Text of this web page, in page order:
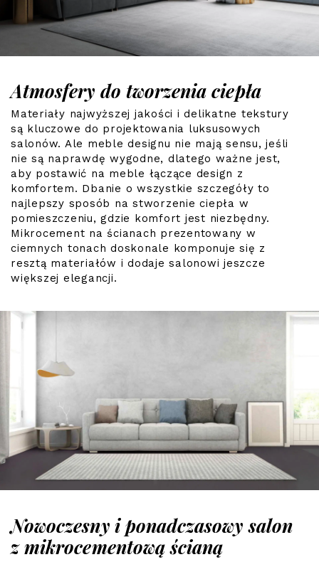
Atmosfery do tworzenia ciepła
Materiały najwyższej jakości i delikatne tekstury
są kluczowe do projektowania luksusowych
salonów. Ale meble designu nie mają sensu, jeśli
nie są naprawdę wygodne, dlatego ważne jest,
aby postawić na meble łączące design z
komfortem. Dbanie o wszystkie szczegóły to
najlepszy sposób na stworzenie ciepła w
pomieszczeniu, gdzie komfort jest niezbędny.
Mikrocement na ścianach prezentowany w
ciemnych tonach doskonale komponuje się z
resztą materiałów i dodaje salonowi jeszcze
większej elegancji.
Nowoczesny i ponadczasowy salon
z mikrocementową ścianą